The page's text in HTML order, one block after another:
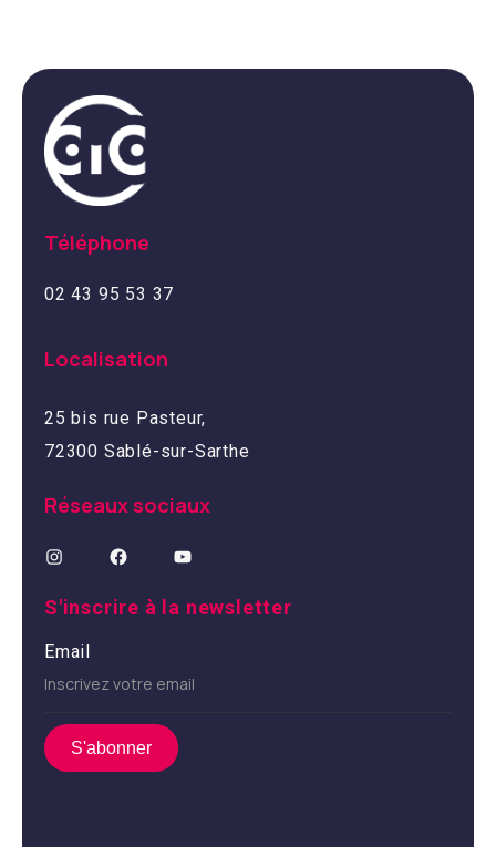
Téléphone
02 43 95 53 37
Localisation
25 bis rue Pasteur,
72300 Sablé-sur-Sarthe
Réseaux sociaux
S'inscrire à la newsletter
Email